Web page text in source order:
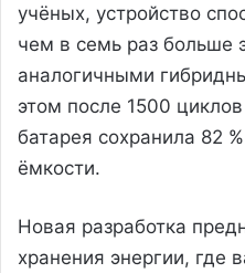
учёных, устройство
чем в семь раз больше
аналогичными
этом после 1500
батарея сохранила 82
ёмкости.
Новая разработка
хранения энергии, где